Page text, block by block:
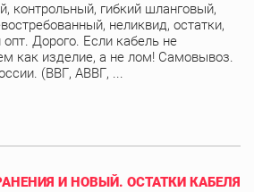
контрольный, гибкий шланговый,
неликвид, остатки,
Дорого. Если кабель не
как изделие, а не лом! Самовывоз.
(ВВГ, АВВГ, ...
И НОВЫЙ. ОСТАТКИ КАБЕЛЯ